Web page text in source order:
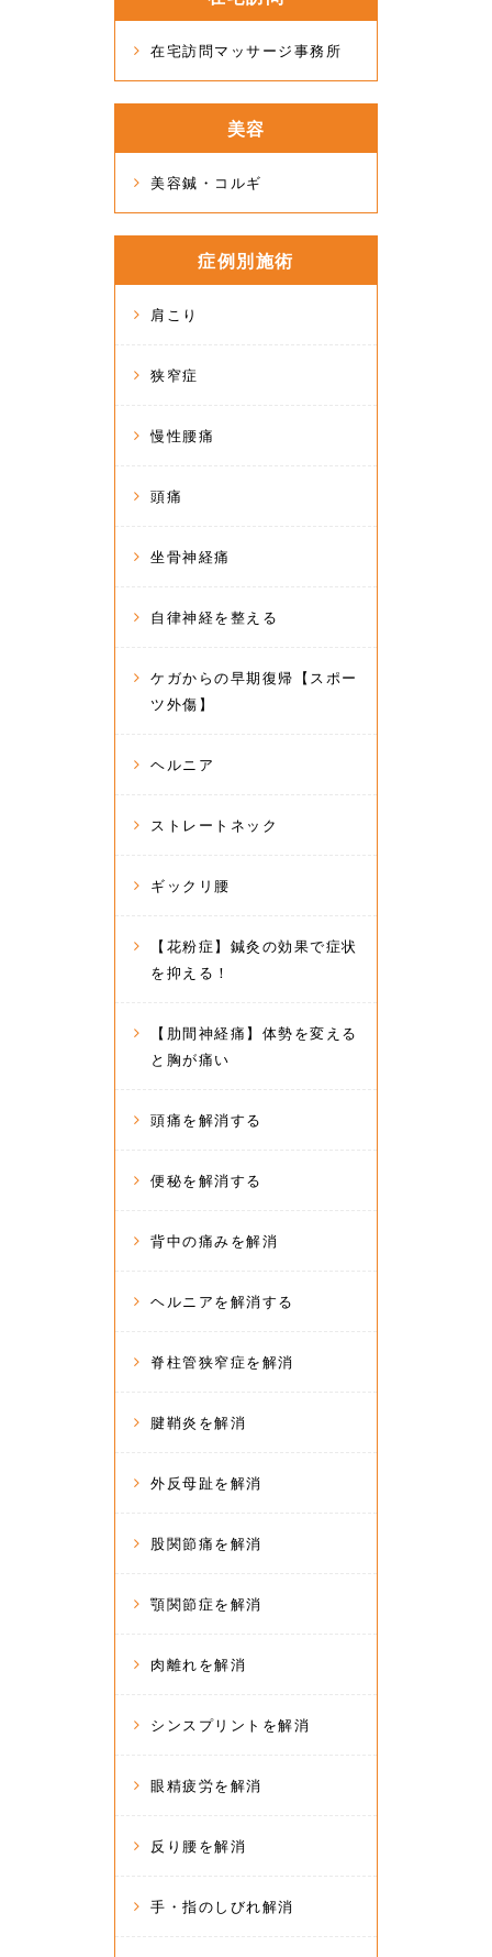
在宅訪問マッサージ事務所
美容
美容鍼・コルギ
症例別施術
肩こり
狭窄症
慢性腰痛
頭痛
坐骨神経痛
自律神経を整える
ケガからの早期復帰【スポー
ツ外傷】
ヘルニア
ストレートネック
ギックリ腰
【花粉症】鍼灸の効果で症状
を抑える！
【肋間神経痛】体勢を変える
と胸が痛い
頭痛を解消する
便秘を解消する
背中の痛みを解消
ヘルニアを解消する
脊柱管狭窄症を解消
腱鞘炎を解消
外反母趾を解消
股関節痛を解消
顎関節症を解消
肉離れを解消
シンスプリントを解消
眼精疲労を解消
反り腰を解消
手・指のしびれ解消